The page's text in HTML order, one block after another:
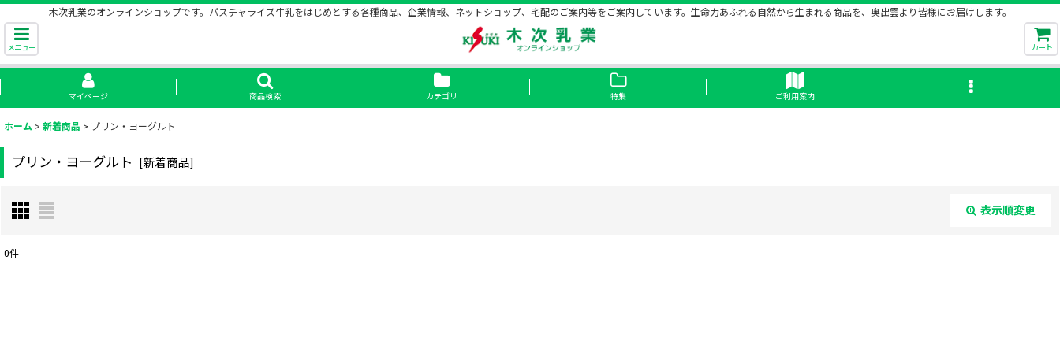
木次乳業のオンラインショップです。パスチャライズ牛乳をはじめとする各種商品、企業情報、ネットショップ、宅配のご案内等をご案内しています。生命力あふれる自然から生まれる商品を、奥出雲より皆様にお届けします。
メニュー カート
マイページ 商品検索 カテゴリ 特集 ご利用案内
ホーム > 新着商品 > プリン・ヨーグルト
プリン・ヨーグルト [新着商品]
表示順変更
0件